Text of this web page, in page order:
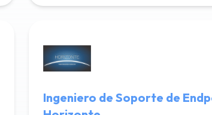
Ingeniero de Soporte de